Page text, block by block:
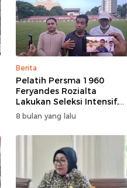
Berita
Pelatih Persma 1960
Feryandes Rozialta
Lakukan Seleksi Intensif,
Cari Pemain Cepat
Adaptasi​
8 bulan yang lalu